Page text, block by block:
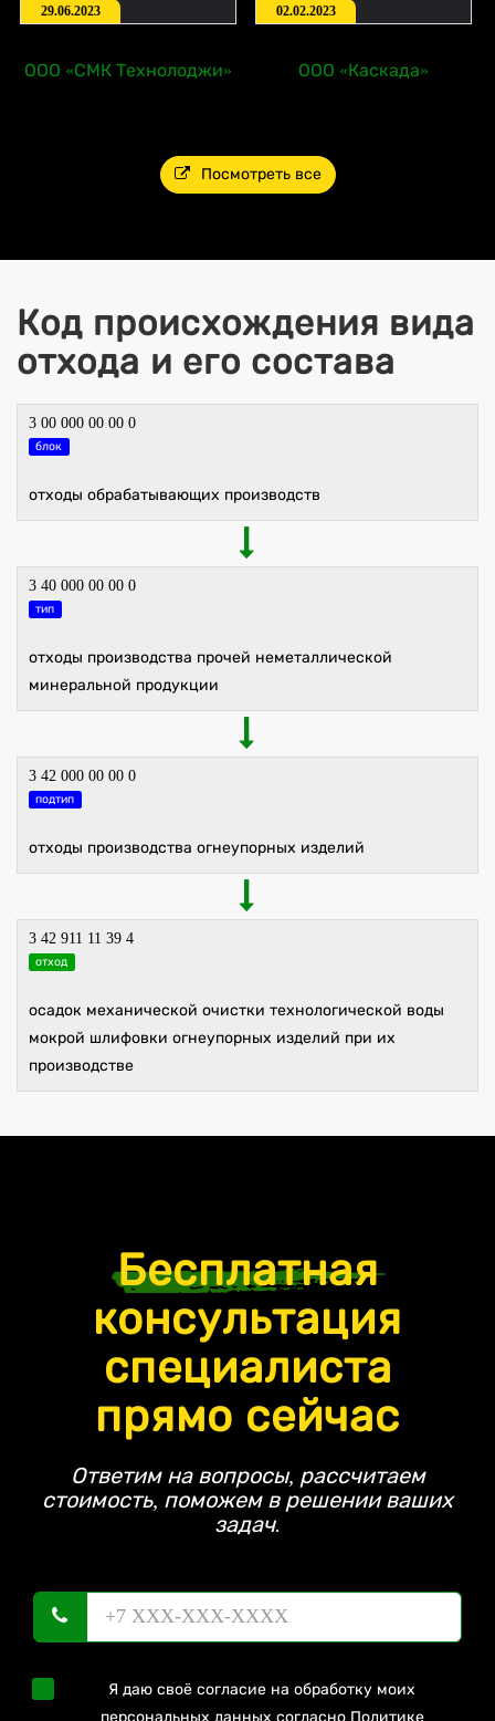
29.06.2023
ООО «СМК Технолоджи»
02.02.2023
ООО «Каскада»
Посмотреть все
Код происхождения вида
отхода и его состава
3 00 000 00 00 0
блок
отходы обрабатывающих производств
3 40 000 00 00 0
тип
отходы производства прочей неметаллической
минеральной продукции
3 42 000 00 00 0
подтип
отходы производства огнеупорных изделий
3 42 911 11 39 4
отход
осадок механической очистки технологической воды
мокрой шлифовки огнеупорных изделий при их
производстве
Бесплатная
консультация
специалиста
прямо сейчас
Ответим на вопросы, рассчитаем
стоимость, поможем в решении ваших
задач.
Я даю своё согласие на обработку моих
персональных данных согласно Политике